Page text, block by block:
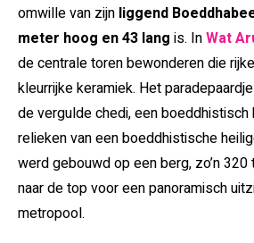
omwille van zijn liggend
meter hoog en 43 lang is. InWat
de centrale toren bewonderen die
kleurrijke keramiek. Het
de vergulde chedi, een
relieken van een boeddhistische
werd gebouwd op een berg, zo’n
naar de top voor een panoramisch
metropool.